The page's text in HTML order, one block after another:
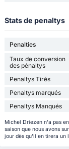
Stats de penaltys
Penalties
Taux de conversion
des pénaltys
Penaltys Tirés
Penaltys marqués
Penaltys Manqués
Michel Driezen n'a pas
saison que nous avons
jour dès qu'il en tirera un